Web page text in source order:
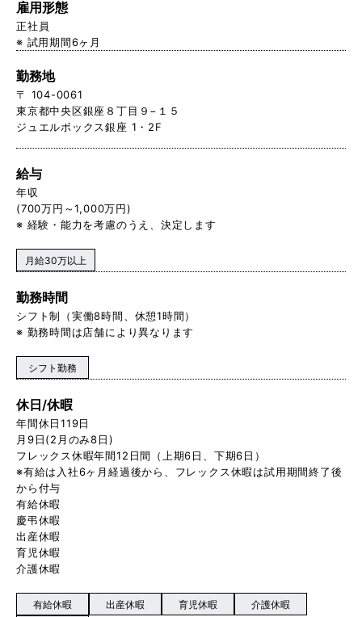
雇用形態
正社員
※ 試用期間6ヶ月
勤務地
〒 104-0061
東京都中央区銀座８丁目９−１５
ジュエルボックス銀座 1・2F
給与
年収
(700万円～1,000万円)
※ 経験・能力を考慮のうえ、決定します
月給30万以上
勤務時間
シフト制（実働8時間、休憩1時間）
※ 勤務時間は店舗により異なります
シフト勤務
休日/休暇
年間休日119日
月9日(2月のみ8日)
フレックス休暇年間12日間（上期6日、下期6日）
※有給は入社6ヶ月経過後から、フレックス休暇は試用期間終了後
から付与
有給休暇
慶弔休暇
出産休暇
育児休暇
介護休暇
有給休暇 出産休暇 育児休暇 介護休暇